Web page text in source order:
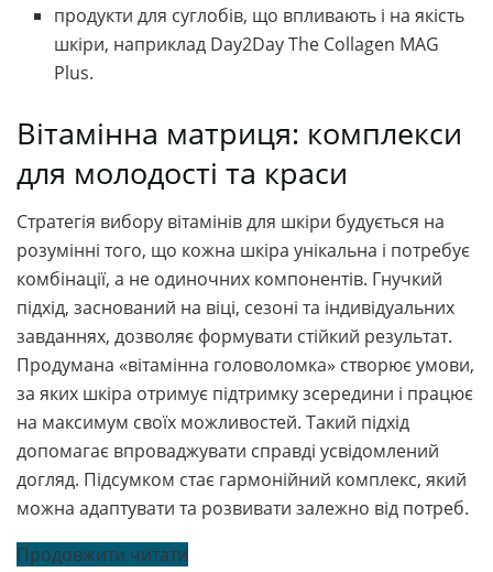
продукти для суглобів, що впливають і на якість
шкіри, наприклад Day2Day The Collagen MAG
Plus.
Вітамінна матриця: комплекси
для молодості та краси
Стратегія вибору вітамінів для шкіри будується на
розумінні того, що кожна шкіра унікальна і потребує
комбінації, а не одиночних компонентів. Гнучкий
підхід, заснований на віці, сезоні та індивідуальних
завданнях, дозволяє формувати стійкий результат.
Продумана «вітамінна головоломка» створює умови,
за яких шкіра отримує підтримку зсередини і працює
на максимум своїх можливостей. Такий підхід
допомагає впроваджувати справді усвідомлений
догляд. Підсумком стає гармонійний комплекс, який
можна адаптувати та розвивати залежно від потреб.
Продовжити читати